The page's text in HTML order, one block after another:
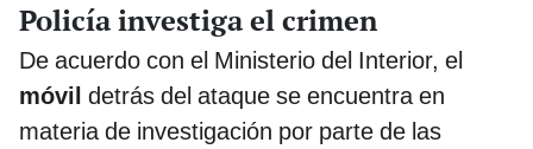
Policía investiga el crimen
De acuerdo con el Ministerio del Interior, el
móvil detrás del ataque se encuentra en
materia de investigación por parte de las